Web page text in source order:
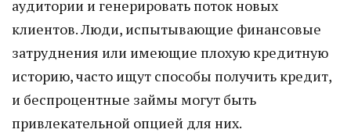
аудитории и генерировать поток новых
клиентов. Люди, испытывающие финансовые
затруднения или имеющие плохую кредитную
историю, часто ищут способы получить кредит,
и беспроцентные займы могут быть
привлекательной опцией для них.